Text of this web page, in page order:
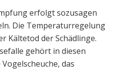
erfolgt sozusagen
Die Temperaturregelung
Kältetod der Schädlinge.
gehört in diesen
das